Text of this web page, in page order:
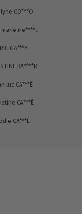
CO***O
marie me****t
GA***Y
BA****R
luc CA***É
CA***É
CA***É